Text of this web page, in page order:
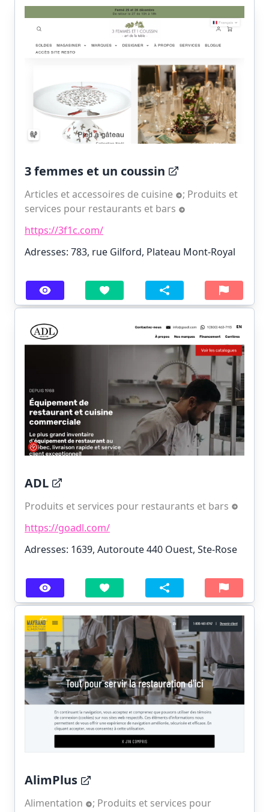
3 femmes et un coussin
Articles et accessoires de cuisine ; Produits et
services pour restaurants et bars
https://3f1c.com/
Adresses: 783, rue Gilford, Plateau Mont-Royal
ADL
Produits et services pour restaurants et bars
https://goadl.com/
Adresses: 1639, Autoroute 440 Ouest, Ste-Rose
AlimPlus
Alimentation ; Produits et services pour